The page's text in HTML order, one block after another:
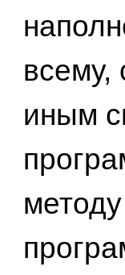
всему,
иным